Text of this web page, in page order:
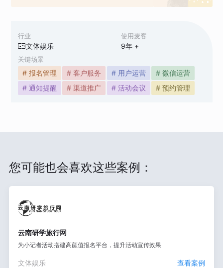
行业
文体娱乐
使用麦客
9年 +
关键场景
# 报名管理 # 客户服务 # 用户运营
# 微信运营
# 通知提醒
# 渠道推广 # 活动会议 # 预约管理
您可能也会喜欢这些案例：
云南研学旅行网
为小记者活动搭建高颜值报名平台，提升活动宣传效果
文体娱乐 查看案例